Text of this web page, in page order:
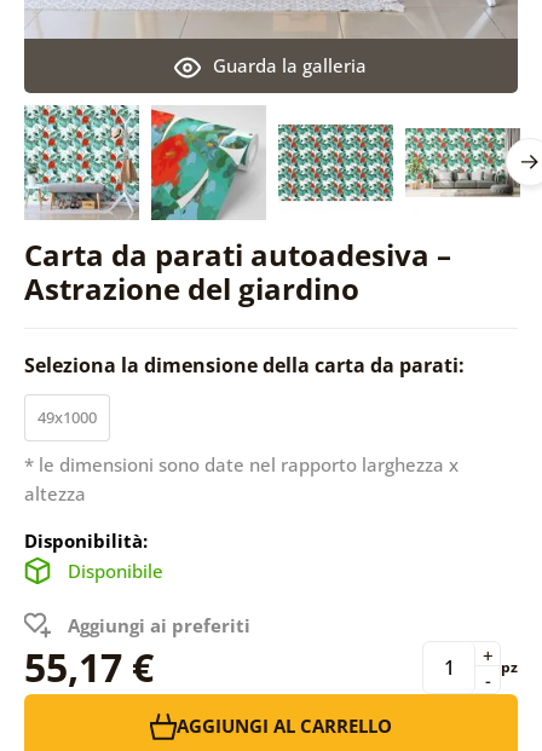
Carta da parati autoadesiva –
Astrazione del giardino
Guarda la galleria
Seleziona la dimensione della carta da parati:
49x1000
* le dimensioni sono date nel rapporto larghezza x
altezza
Disponibilità:
Disponibile
Aggiungi ai preferiti
55,17 € -
+ pz
AGGIUNGI AL CARRELLO